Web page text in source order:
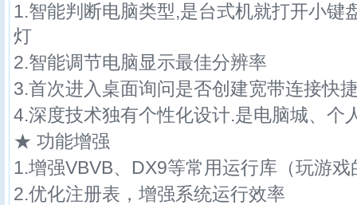
1.智能判断电脑类型,是台式机就打开小键
灯
2.智能调节电脑显示最佳分辨率
3.首次进入桌面询问是否创建宽带连接快
4.深度技术独有个性化设计.是电脑城、个
★ 功能增强
1.增强VBVB、DX9等常用运行库（玩游
2.优化注册表，增强系统运行效率